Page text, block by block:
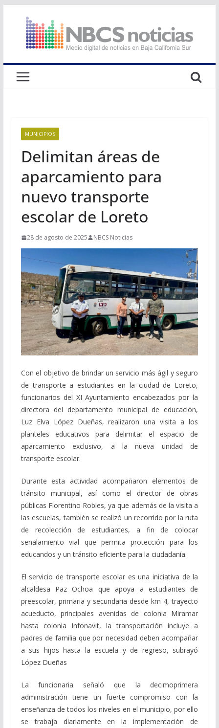
contenido
MUNICIPIOS
Delimitan áreas de
aparcamiento para
nuevo transporte
escolar de Loreto
28 de agosto de 2025 NBCS Noticias
Con el objetivo de brindar un servicio más ágil y seguro
de transporte a estudiantes en la ciudad de Loreto,
funcionarios del XI Ayuntamiento encabezados por la
directora del departamento municipal de educación,
Luz Elva López Dueñas, realizaron una visita a los
planteles educativos para delimitar el espacio de
aparcamiento exclusivo, a la nueva unidad de
transporte escolar.
Durante esta actividad acompañaron elementos de
tránsito municipal, así como el director de obras
públicas Florentino Robles, ya que además de la visita a
las escuelas, también se realizó un recorrido por la ruta
de recolección de estudiantes, a fin de colocar
señalamiento vial que permita protección para los
educandos y un tránsito eficiente para la ciudadanía.
El servicio de transporte escolar es una iniciativa de la
alcaldesa Paz Ochoa que apoya a estudiantes de
preescolar, primaria y secundaria desde km 4, trayecto
acueducto, principales avenidas de colonia Miramar
hasta colonia Infonavit, la transportación incluye a
padres de familia que por necesidad deben acompañar
a sus hijos hasta la escuela y de regreso, subrayó
López Dueñas
La funcionaria señaló que la decimoprimera
administración tiene un fuerte compromiso con la
enseñanza de todos los niveles en el municipio, por ello
se trabaja diariamente en la implementación de